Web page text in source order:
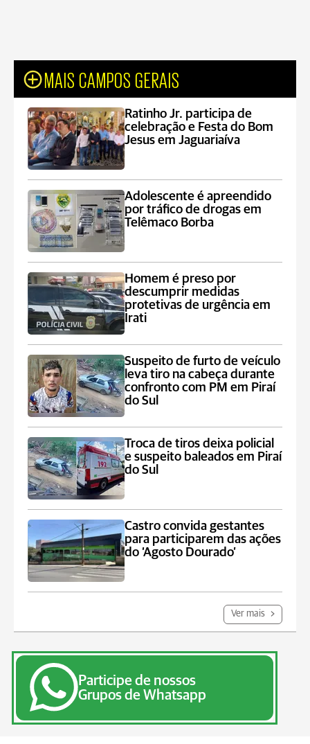
MAIS CAMPOS GERAIS
Ratinho Jr. participa de
celebração e Festa do Bom
Jesus em Jaguariaíva
Adolescente é apreendido
por tráfico de drogas em
Telêmaco Borba
Homem é preso por
descumprir medidas
protetivas de urgência em
Irati
Suspeito de furto de veículo
leva tiro na cabeça durante
confronto com PM em Piraí
do Sul
Troca de tiros deixa policial
e suspeito baleados em Piraí
do Sul
Castro convida gestantes
para participarem das ações
do ‘Agosto Dourado’
Ver mais
Participe de nossos
Grupos de Whatsapp